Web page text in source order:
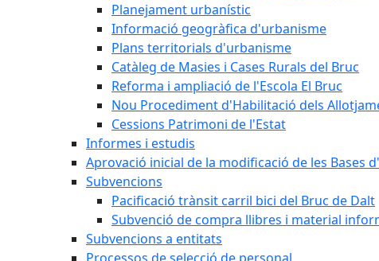
Planejament urbanístic
Informació geogràfica d'urbanisme
Plans territorials d'urbanisme
Catàleg de Masies i Cases Rurals del Bruc
Reforma i ampliació de l'Escola El Bruc
Nou Procediment d'Habilitació dels
Cessions Patrimoni de l'Estat
Informes i estudis
Aprovació inicial de la modificació de les Bases
Subvencions
Pacificació trànsit carril bici del Bruc de Dalt
Subvenció de compra llibres i material
Subvencions a entitats